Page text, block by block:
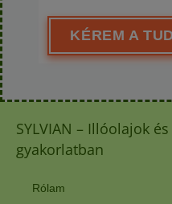
KÉREM A
SYLVIAN – Illóolajok
gyakorlatban
Rólam